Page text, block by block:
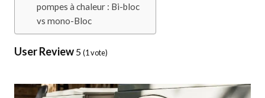
pompes à chaleur : Bi-bloc
vs mono-Bloc
User Review 5(1 vote)